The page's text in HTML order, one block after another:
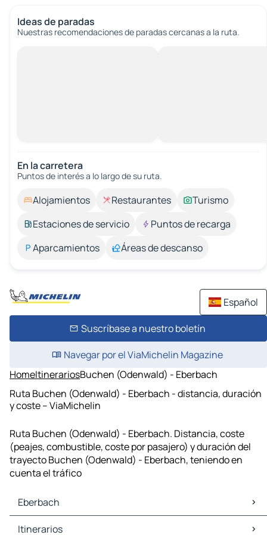
Ideas de paradas
Nuestras recomendaciones de paradas cercanas a la ruta.
En la carretera
Puntos de interés a lo largo de su ruta.
Alojamientos Restaurantes
Turismo
Estaciones de servicio
Puntos de recarga
Aparcamientos
Áreas de descanso
Español
Suscríbase a nuestro boletín
Navegar por el ViaMichelin Magazine
HomeItinerariosBuchen (Odenwald) - Eberbach
Ruta Buchen (Odenwald) - Eberbach - distancia, duración
y coste – ViaMichelin
Ruta Buchen (Odenwald) - Eberbach. Distancia, coste
(peajes, combustible, coste por pasajero) y duración del
trayecto Buchen (Odenwald) - Eberbach, teniendo en
cuenta el tráfico
Eberbach
Eberbach Mapas Planos
Itinerarios